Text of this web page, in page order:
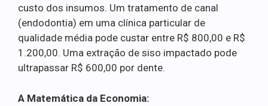
custo dos insumos. Um tratamento de canal
(endodontia) em uma clínica particular de
qualidade média pode custar entre R$ 800,00 e R$
1.200,00. Uma extração de siso impactado pode
ultrapassar R$ 600,00 por dente.
A Matemática da Economia: